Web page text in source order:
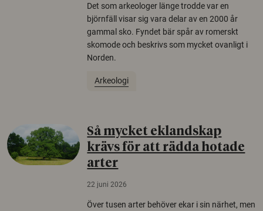
Det som arkeologer länge trodde var en
björnfäll visar sig vara delar av en 2000 år
gammal sko. Fyndet bär spår av romerskt
skomode och beskrivs som mycket ovanligt i
Norden.
Arkeologi
Så mycket eklandskap
krävs för att rädda hotade
arter
22 juni 2026
Över tusen arter behöver ekar i sin närhet, men